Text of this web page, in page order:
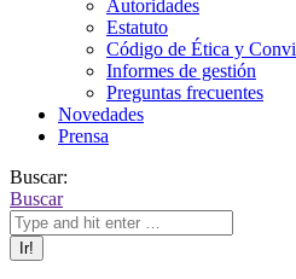
Autoridades
Estatuto
Código de Ética y
Informes de gestión
Preguntas frecuentes
Novedades
Prensa
Buscar:
Buscar